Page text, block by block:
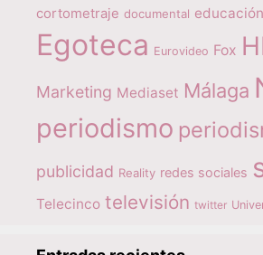
cortometraje documental educación
Egoteca Eurovideo Fox
Marketing Mediaset Málaga
periodismo
publicidad Reality redes sociales
Telecinco televisión twitter